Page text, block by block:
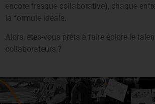
encore fresque collaborative), chaque
la formule idéale.
Alors, êtes-vous prêts à faire éclore le
collaborateurs ?